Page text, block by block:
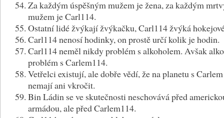
Za každým úspěšným mužem je žena, za každým
mužem je Carl114.
Ostatní lidé žvýkají žvýkačku, Carl114 žvýká
Carl114 nenosí hodinky, on prostě určí kolik je hodin.
Carl114 neměl nikdy problém s alkoholem. Avšak
problém s Carlem114.
Vetřelci existují, ale dobře vědí, že na planetu s
nemají ani vkročit.
Bin Ládin se ve skutečnosti neschovává před
armádou, ale před Carlem114.